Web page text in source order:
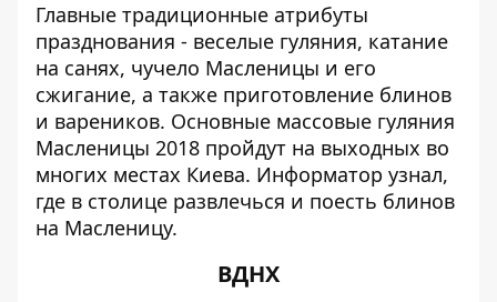
Главные традиционные атрибуты
празднования - веселые гуляния, катание
на санях, чучело Масленицы и его
сжигание, а также приготовление блинов
и вареников. Основные массовые гуляния
Масленицы 2018 пройдут на выходных во
многих местах Киева. Информатор узнал,
где в столице развлечься и поесть блинов
на Масленицу.
ВДНХ